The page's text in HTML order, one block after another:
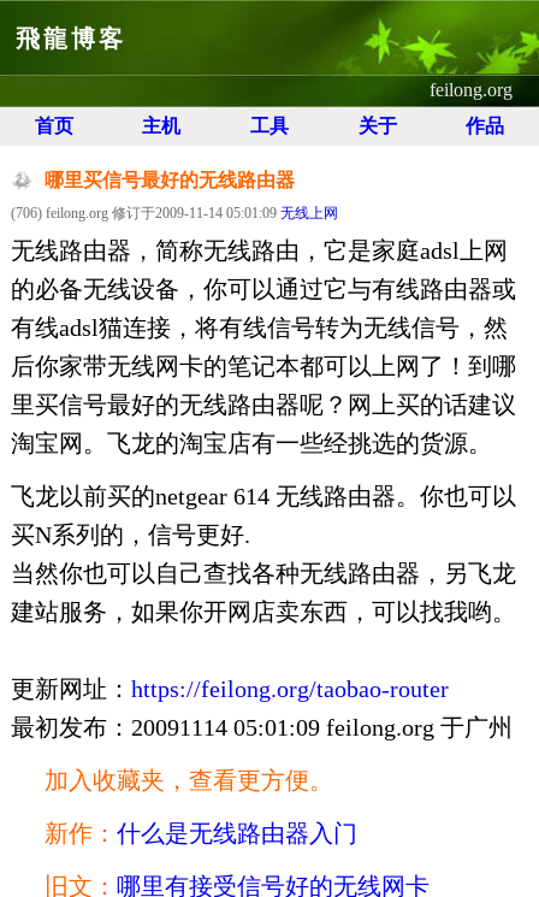
飛龍博客
feilong.org
首页
主机 工具 关于 作品
哪里买信号最好的无线路由器
(706) feilong.org 修订于2009-11-14 05:01:09 无线上网
无线路由器，简称无线路由，它是家庭adsl上网
的必备无线设备，你可以通过它与有线路由器或
有线adsl猫连接，将有线信号转为无线信号，然
后你家带无线网卡的笔记本都可以上网了！到哪
里买信号最好的无线路由器呢？网上买的话建议
淘宝网。飞龙的淘宝店有一些经挑选的货源。
飞龙以前买的netgear 614 无线路由器。你也可以
买N系列的，信号更好.
当然你也可以自己查找各种无线路由器，另飞龙
建站服务，如果你开网店卖东西，可以找我哟。
更新网址： https://feilong.org/taobao-router
最初发布：20091114 05:01:09 feilong.org 于广州
加入收藏夹，查看更方便。
新作： 什么是无线路由器入门
旧文： 哪里有接受信号好的无线网卡